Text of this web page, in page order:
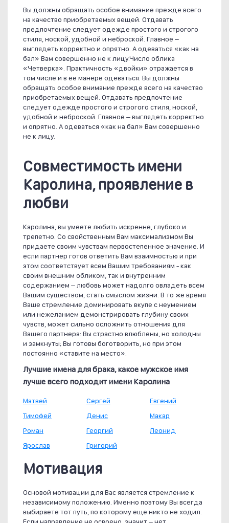
Вы должны обращать особое внимание прежде всего
на качество приобретаемых вещей. Отдавать
предпочтение следует одежде простого и строгого
стиля, ноской, удобной и неброской. Главное –
выглядеть корректно и опрятно. А одеваться «как на
бал» Вам совершенно не к лицу.Число облика
«Четверка». Практичность «двойки» отражается в
том числе и в ее манере одеваться. Вы должны
обращать особое внимание прежде всего на качество
приобретаемых вещей. Отдавать предпочтение
следует одежде простого и строгого стиля, ноской,
удобной и неброской. Главное – выглядеть корректно
и опрятно. А одеваться «как на бал» Вам совершенно
не к лицу.
Совместимость имени
Каролина, проявление в
любви
Каролина, вы умеете любить искренне, глубоко и
трепетно. Со свойственным Вам максимализмом Вы
придаете своим чувствам первостепенное значение. И
если партнер готов ответить Вам взаимностью и при
этом соответствует всем Вашим требованиям - как
своим внешним обликом, так и внутренним
содержанием – любовь может надолго овладеть всем
Вашим существом, стать смыслом жизни. В то же время
Ваше стремление доминировать вкупе с неумением
или нежеланием демонстрировать глубину своих
чувств, может сильно осложнить отношения для
Вашего партнера: Вы страстно влюблены, но холодны
и замкнуты; Вы готовы боготворить, но при этом
постоянно «ставите на место».
Лучшие имена для брака, какое мужское имя
лучше всего подходит имени Каролина
Матвей
Тимофей
Роман
Ярослав
Сергей
Денис
Георгий
Григорий
Евгений
Макар
Леонид
Мотивация
Основой мотивации для Вас является стремление к
независимому положению. Именно поэтому Вы всегда
выбираете тот путь, по которому еще никто не ходил.
Если направление не освоено, значит – нет